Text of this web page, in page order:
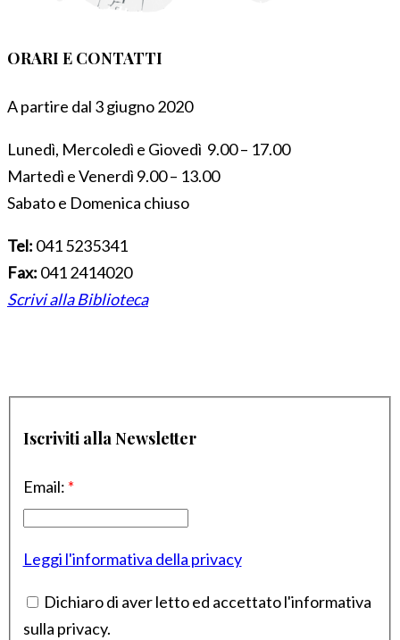
ORARI E CONTATTI
A partire dal 3 giugno 2020
Lunedì, Mercoledì e Giovedì 9.00 – 17.00
Martedì e Venerdì 9.00 – 13.00
Sabato e Domenica chiuso
Tel: 041 5235341
Fax: 041 2414020
Scrivi alla Biblioteca
Iscriviti alla Newsletter
Email: *
Leggi l'informativa della privacy
Dichiaro di aver letto ed accettato l'informativa
sulla privacy.